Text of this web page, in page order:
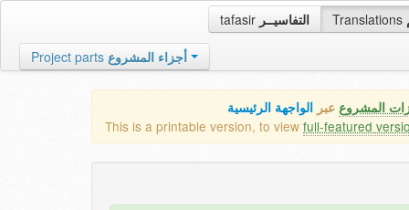
tafasir التفاسيــر Translations
Project parts أجزاء المشروع
المشروع عبر الواجهة الرئيسية
This is a printable version, to view full-featured